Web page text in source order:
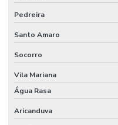
Fabricação De Embalagens
Fabricação De Embalagens
Fabricação De Embalagens
Fabricação De Embalagens
Pedreira
Santo Amaro
Socorro
Vila Mariana
Água Rasa
Aricanduva